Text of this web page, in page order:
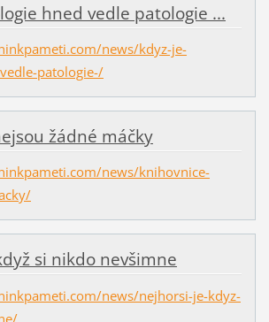
hned vedle patologie ...
news/kdyz-je-
patologie-/
žádné máčky
news/knihovnice-
si nikdo nevšimne
news/nejhorsi-je-kdyz-